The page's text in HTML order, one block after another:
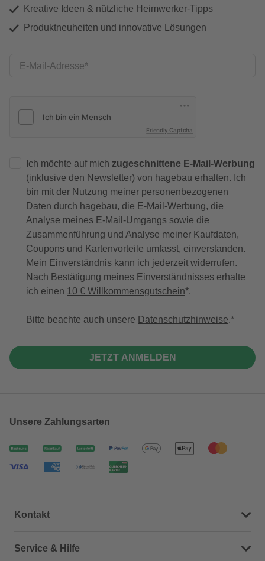
Kreative Ideen & nützliche Heimwerker-Tipps
Produktneuheiten und innovative Lösungen
E-Mail-Adresse
Friendly Captcha
Ich möchte auf mich zugeschnittene E-Mail-Werbung
(inklusive den Newsletter) von hagebau erhalten. Ich
bin mit der Nutzung meiner personenbezogenen
Daten durch hagebau, die E-Mail-Werbung, die
Analyse meines E-Mail-Umgangs sowie die
Zusammenführung und Analyse meiner Kaufdaten,
Coupons und Kartenvorteile umfasst, einverstanden.
Mein Einverständnis kann ich jederzeit widerrufen.
Nach Bestätigung meines Einverständnisses erhalte
ich einen 10 € Willkommensgutschein*.
Bitte beachte auch unsere Datenschutzhinweise.
JETZT ANMELDEN
Unsere Zahlungsarten
Kontakt
Dein Kontakt zu uns
Service & Hilfe